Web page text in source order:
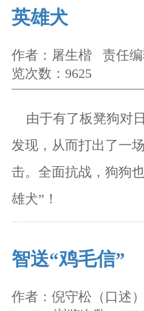
英雄犬
作者：屠生楷 责任
览次数：9625
由于有了板凳狗对
发现，从而打出了一
击。 全面抗战，狗狗
雄犬”！
智送“鸡毛信”
作者：倪守松（口述